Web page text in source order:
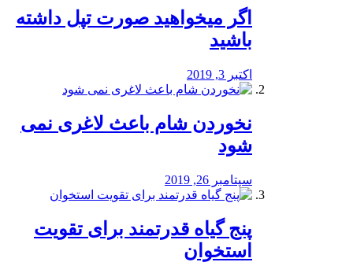
اگر میخواهید صورت تپل داشته
باشید
اکتبر 3, 2019
نخوردن شام باعث لاغری نمی
‌شود
سپتامبر 26, 2019
پنج گیاه قدرتمند برای تقویت
استخوان